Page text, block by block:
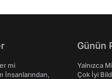
mi
İnsanlarından,
Günün
Yalnızca
Çok İyi